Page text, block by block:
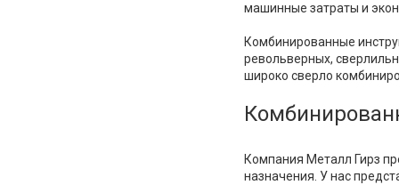
машинные затраты и
Комбинированные
револьверных,
широко сверло
Компания Металл Гирз
назначения. У нас